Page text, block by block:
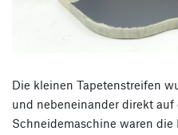
Die kleinen Tapetenstreifen
und nebeneinander direkt
Schneidemaschine waren